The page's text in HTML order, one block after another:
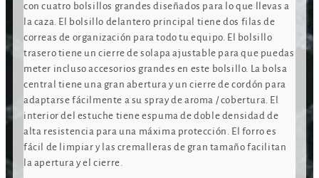
con cuatro bolsillos grandes diseñados para lo que llevas a
la caza. El bolsillo delantero principal tiene dos filas de
correas de organización para todo tu equipo. El bolsillo
trasero tiene un cierre de solapa ajustable para que puedas
meter incluso accesorios grandes en este bolsillo. La bolsa
central tiene una gran abertura y un cierre de cordón para
adaptarse fácilmente a su spray de aroma / cobertura. El
interior del estuche tiene espuma de doble densidad de
alta resistencia para una máxima protección. El forro es
fácil de limpiar y las cremalleras de gran tamaño facilitan
la apertura y el cierre.